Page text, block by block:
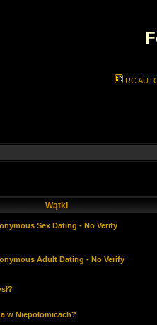
RC
Wątki
Sex Dating - No Verify
Adult Dating - No Verify
w Niepołomicach?